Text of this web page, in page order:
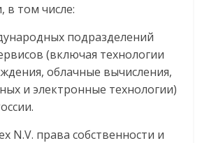
в том числе:
подразделений
(включая технологии
облачные вычисления,
и электронные технологии)
N.V. права собственности и